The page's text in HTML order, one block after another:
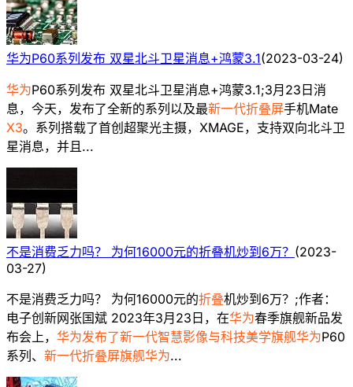
华为P60系列发布 双星北斗卫星消息+鸿蒙3.1(2023-03-24)
华为P60系列发布 双星北斗卫星消息+鸿蒙3.1;3月23日消
息，今天，发布了全新的系列以及最新一代折叠屏手机Mate
X3。系列搭载了首创超聚光主摄，XMAGE，支持双向北斗卫
星消息，并且...
不是消费乏力吗？ 为何16000元的折叠机炒到6万？ (2023-
03-27)
不是消费乏力吗？ 为何16000元的折叠机炒到6万？;作者：
电子创新网张国斌 2023年3月23日，在华为春季旗舰新品发
布会上， 华为发布了新一代智慧影像与科技美学旗舰华为P60
系列、 新一代折叠屏旗舰华为...